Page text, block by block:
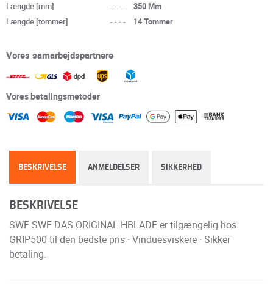
Længde [mm]
----
350 Mm
Længde [tommer]
---- 14 Tommer
Vores samarbejdspartnere
Vores betalingsmetoder
BESKRIVELSE ANMELDELSER SIKKERHED
BESKRIVELSE
SWF SWF DAS ORIGINAL HBLADE er tilgængelig hos
GRIP500 til den bedste pris · Vinduesviskere · Sikker
betaling.